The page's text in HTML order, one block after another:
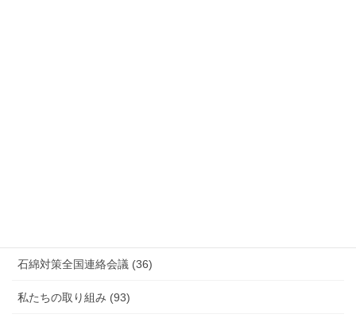
石綿対策全国連絡会議 (36)
私たちの取り組み (93)